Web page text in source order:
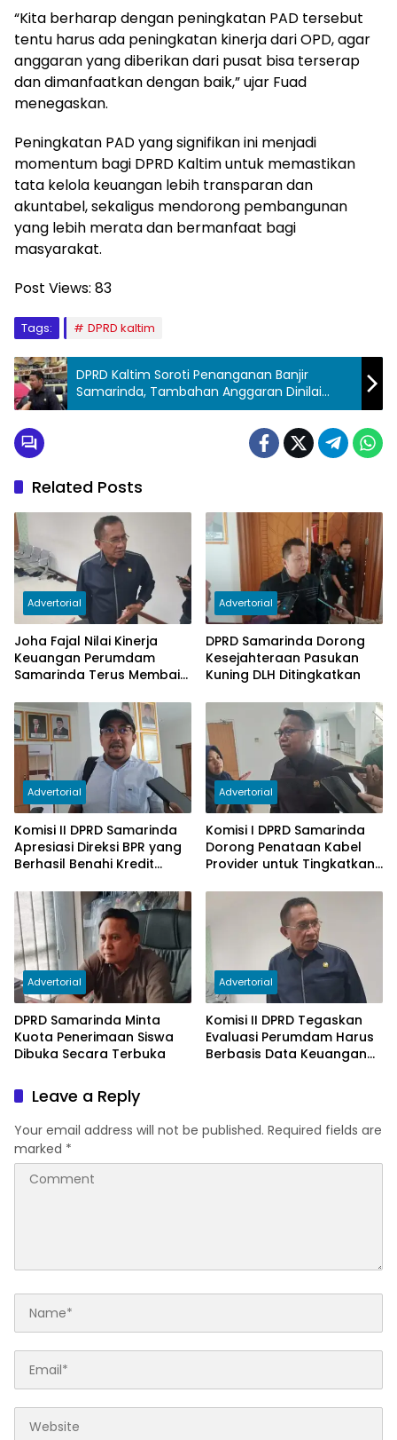
“Kita berharap dengan peningkatan PAD tersebut
tentu harus ada peningkatan kinerja dari OPD, agar
anggaran yang diberikan dari pusat bisa terserap
dan dimanfaatkan dengan baik,” ujar Fuad
menegaskan.
Peningkatan PAD yang signifikan ini menjadi
momentum bagi DPRD Kaltim untuk memastikan
tata kelola keuangan lebih transparan dan
akuntabel, sekaligus mendorong pembangunan
yang lebih merata dan bermanfaat bagi
masyarakat.
Post Views: 83
Tags: DPRD kaltim
DPRD Kaltim Soroti Penanganan Banjir
Samarinda, Tambahan Anggaran Dinilai
Diperlukan
Related Posts
Advertorial
Joha Fajal Nilai Kinerja
Keuangan Perumdam
Samarinda Terus Membaik,
Subsidi Berkurang
Advertorial
DPRD Samarinda Dorong
Kesejahteraan Pasukan
Kuning DLH Ditingkatkan
Advertorial
Komisi II DPRD Samarinda
Apresiasi Direksi BPR yang
Berhasil Benahi Kredit
Advertorial
Komisi I DPRD Samarinda
Dorong Penataan Kabel
Provider untuk Tingkatkan
Advertorial
DPRD Samarinda Minta
Kuota Penerimaan Siswa
Dibuka Secara Terbuka
Advertorial
Komisi II DPRD Tegaskan
Evaluasi Perumdam Harus
Berbasis Data Keuangan
Leave a Reply
Your email address will not be published. Required fields are
marked *